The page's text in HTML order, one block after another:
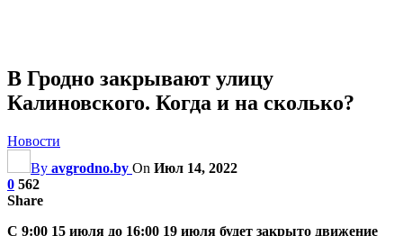
В Гродно закрывают улицу
Калиновского. Когда и на сколько?
Новости
By avgrodno.by On Июл 14, 2022
0 562
Share
С 9:00 15 июля до 16:00 19 июля будет закрыто движение